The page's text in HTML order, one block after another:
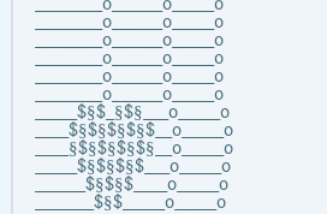
________o______o_____o
________o______o_____o
________o______o_____o
________o______o_____o
________o______o_____o
________o______o_____o
_____$§$_§$§___o_____o
____$§$§$§$§$__o_____o
____§$§$§$§$§__o_____o
_____$§$§$§$___o_____o
______$§$§$____o_____o
_______$§$_____o_____o